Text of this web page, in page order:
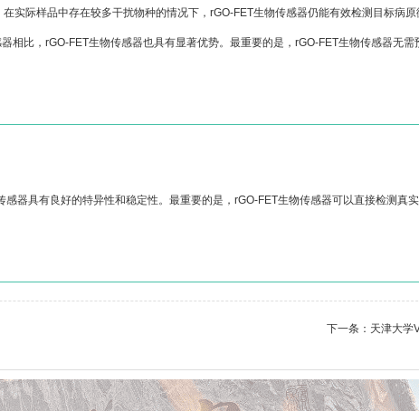
实际样品中存在较多干扰物种的情况下，rGO-FET生物传感器仍能有效检测目标病
比，rGO-FET生物传感器也具有显著优势。最重要的是，rGO-FET生物传感器无
感器具有良好的特异性和稳定性。最重要的是，rGO-FET生物传感器可以直接检测真
下一条： 天津大学